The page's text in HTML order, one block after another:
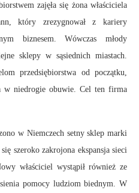
zajęła się żona właściciela
który zrezygnował z kariery
biznesem. Wówczas młody
sklepy w sąsiednich miastach.
przedsiębiorstwa od początku,
w niedrogie obuwie. Cel ten firma
w Niemczech setny sklep marki
szeroko zakrojona ekspansja sieci
właściciel wystąpił również ze
pomocy ludziom biednym. W